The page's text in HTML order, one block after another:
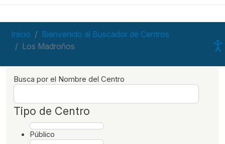
Inicio
Bienvenido al Buscador de Centros
Los Madroños
Busca por el Nombre del Centro
Tipo de Centro
Público